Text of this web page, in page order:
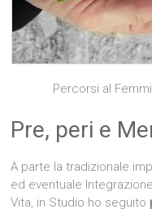
Percorsi al
Pre, peri e
A parte la tradizionale
ed eventuale
Vita, in Studio ho seguito